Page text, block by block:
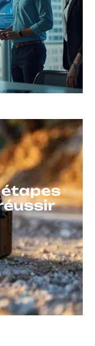
étapes